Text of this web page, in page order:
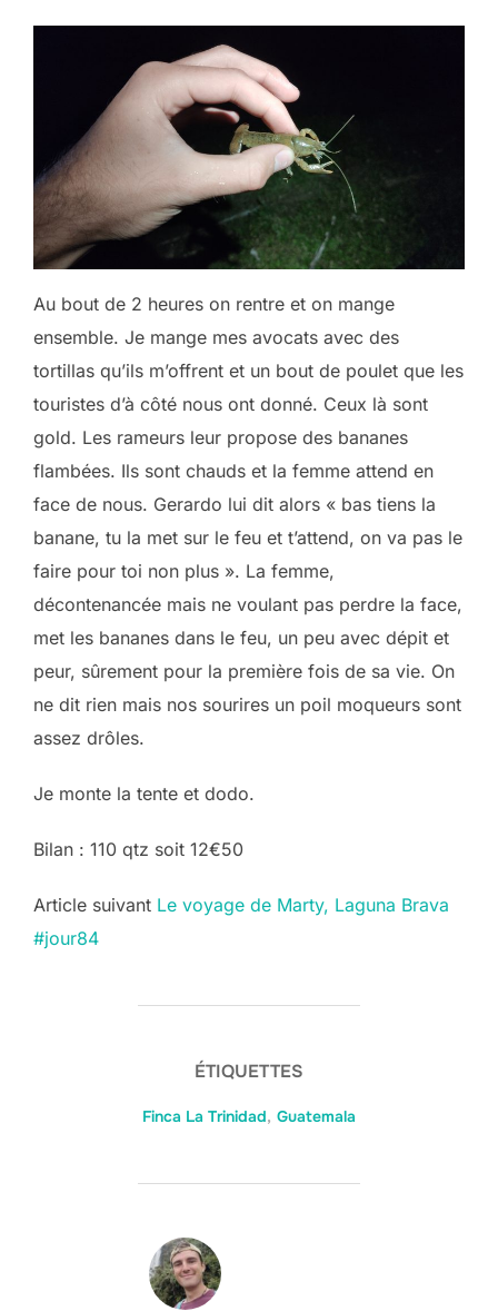
Au bout de 2 heures on rentre et on mange
ensemble. Je mange mes avocats avec des
tortillas qu’ils m’offrent et un bout de poulet que les
touristes d’à côté nous ont donné. Ceux là sont
gold. Les rameurs leur propose des bananes
flambées. Ils sont chauds et la femme attend en
face de nous. Gerardo lui dit alors « bas tiens la
banane, tu la met sur le feu et t’attend, on va pas le
faire pour toi non plus ». La femme,
décontenancée mais ne voulant pas perdre la face,
met les bananes dans le feu, un peu avec dépit et
peur, sûrement pour la première fois de sa vie. On
ne dit rien mais nos sourires un poil moqueurs sont
assez drôles.
Je monte la tente et dodo.
Bilan : 110 qtz soit 12€50
Post
navigation
Article suivant Le voyage de Marty, Laguna Brava
#jour84
ÉTIQUETTES
Finca La Trinidad, Guatemala
AUTEUR DE LA PUBLICATION